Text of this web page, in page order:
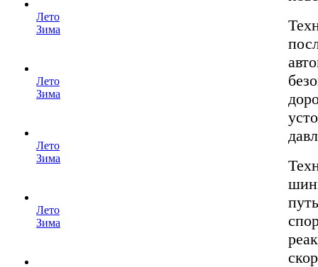
Лето
Зима
Лето
Зима
Лето
Зима
Лето
Зима